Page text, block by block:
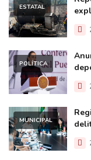
ESTATAL
POLÍTICA
MUNICIPAL